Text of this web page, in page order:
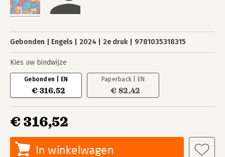
Gebonden Engels 2024 2e druk 9781035318315
Kies uw bindwijze
Gebonden | EN
€ 316,52
Paperback | EN
€ 82,42
€ 316,52
In winkelwagen